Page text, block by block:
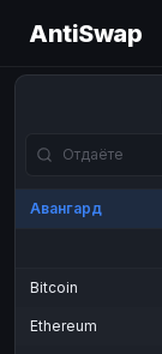
AntiSwap
Авангард
Bitcoin
Ethereum